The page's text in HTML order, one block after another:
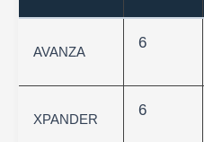
AVANZA
6
XPANDER
6